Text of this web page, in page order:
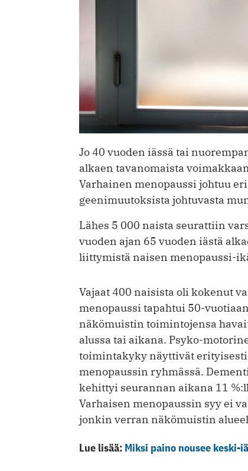
Jo 40 vuoden iässä tai
alkaen tavanomaista
Varhainen menopaussi johtuu
geenimuutoksista johtuvasta
Lähes 5 000 naista seurattiin
vuoden ajan 65 vuoden iästä
liittymistä naisen menopaussi-
Vajaat 400 naisista oli kokenut
menopaussi tapahtui 50-
näkömuistin toimintojensa
alussa tai aikana. Psyko-
toimintakyky näyttivät
menopaussin ryhmässä.
kehittyi seurannan aikana 11
Varhaisen menopaussin syy ei
jonkin verran näkömuistin
Lue lisää: Miksi paino nousee keski-